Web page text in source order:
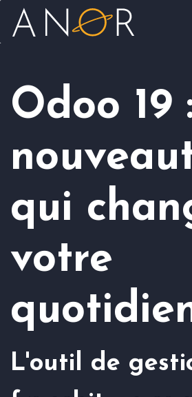
Se rendre au contenu
Odoo 19
qui
votre
L'outil de